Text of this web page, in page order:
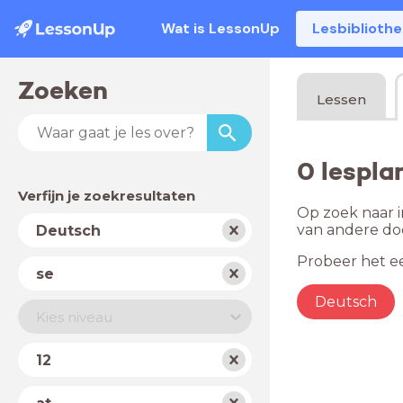
Wat is LessonUp
Zoeken
Verfijn je zoekresultaten
VakDeutsch
se
Niveau
Kies niveau
Jaar
12
Land
Lessen
0
Op zoek naar
van andere
Probeer het
Deutsch